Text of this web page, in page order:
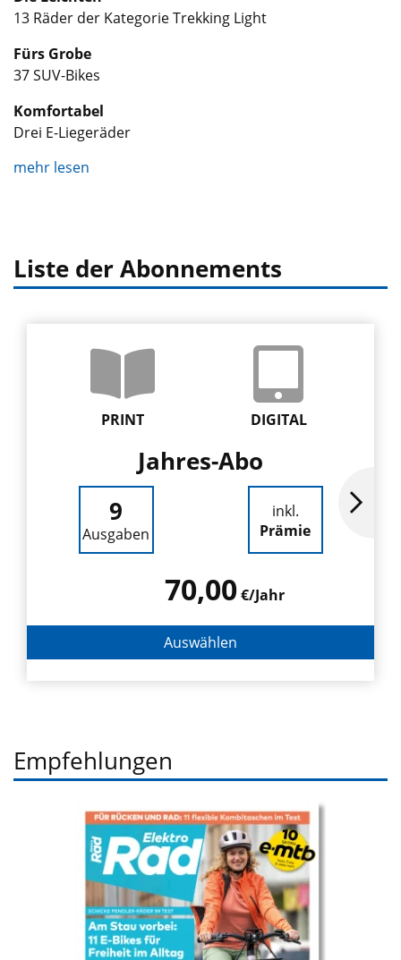
13 Räder der Kategorie Trekking Light
Fürs Grobe
37 SUV-Bikes
Komfortabel
Drei E-Liegeräder
mehr lesen
Liste der Abonnements
PRINT DIGITAL
Jahres-Abo
9
Ausgaben
inkl.
Prämie
70,00€/Jahr
Auswählen
Empfehlungen